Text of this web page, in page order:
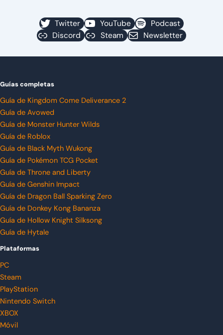
Twitter YouTube
Podcast
Discord
Steam Newsletter
Guías completas
Guía de Kingdom Come Deliverance 2
Guía de Avowed
Guía de Monster Hunter Wilds
Guía de Roblox
Guía de Black Myth Wukong
Guía de Pokémon TCG Pocket
Guía de Throne and Liberty
Guía de Genshin Impact
Guía de Dragon Ball Sparking Zero
Guía de Donkey Kong Bananza
Guía de Hollow Knight Silksong
Guía de Hytale
Plataformas
PC
Steam
PlayStation
Nintendo Switch
XBOX
Móvil